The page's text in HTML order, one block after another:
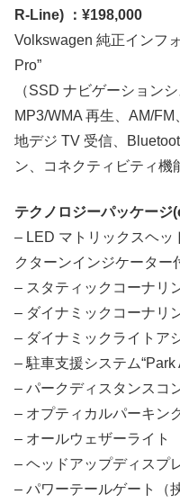
R-Line) ：¥198,000
Volkswagen 純正インフ
Pro”
（SSD ナビゲーション
MP3/WMA 再生、AM/FM
地デジ TV 受信、
ン、コネクティビティ機
テクノロジーパッケー
– LED マトリックスヘッ
クターンインジケーター
– スタティックコーナリ
– ダイナミックコーナリ
– ダイナミックライトア
– 駐車支援システム“Park
– パークディスタンスコ
– オプティカルパーキン
– オールウェザーライト
– ヘッドアップディスプ
– パワーテールゲート（